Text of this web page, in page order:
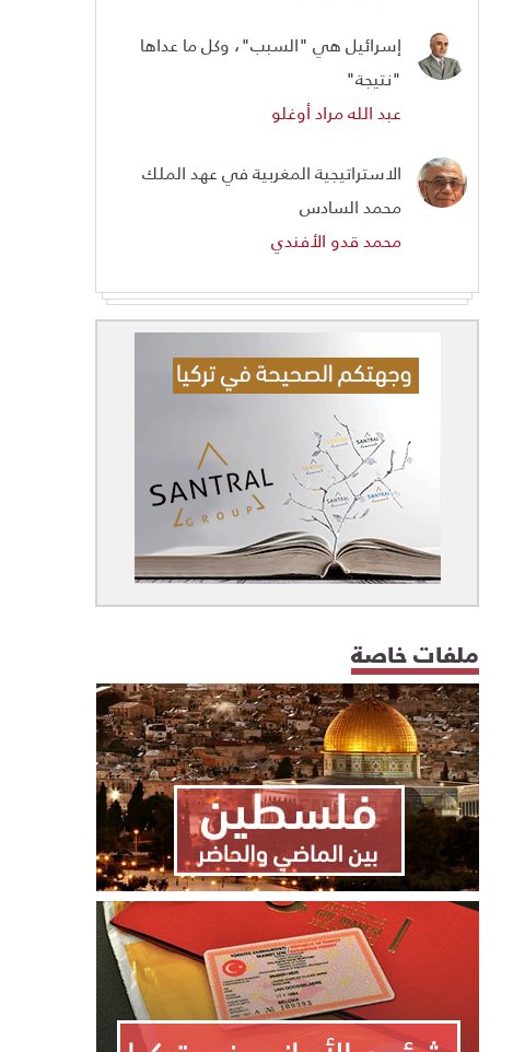
إسرائيل هي "السبب"، وكل ما عداها
"نتيجة"
عبد الله مراد أوغلو
الاستراتيجية المغربية في عهد الملك
محمد السادس
محمد قدو الأفندي
ملفات خاصة